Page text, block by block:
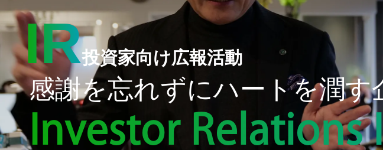
IR投資家向け広報活動
感謝を忘れずにハートを潤す
Investor Relations